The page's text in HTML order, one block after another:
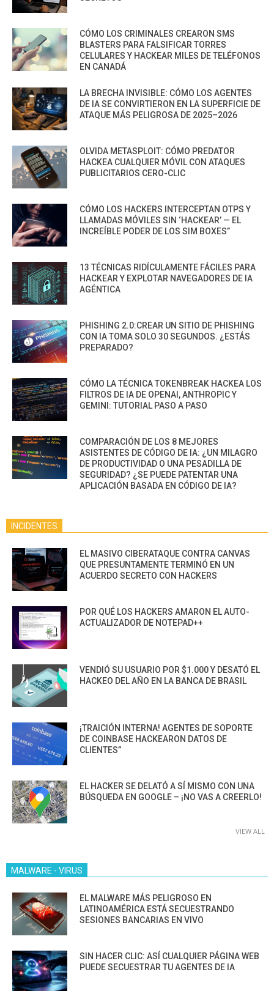
CÓMO LOS CRIMINALES CREARON SMS
BLASTERS PARA FALSIFICAR TORRES
CELULARES Y HACKEAR MILES DE TELÉFONOS
EN CANADÁ
LA BRECHA INVISIBLE: CÓMO LOS AGENTES
DE IA SE CONVIRTIERON EN LA SUPERFICIE DE
ATAQUE MÁS PELIGROSA DE 2025–2026
OLVIDA METASPLOIT: CÓMO PREDATOR
HACKEA CUALQUIER MÓVIL CON ATAQUES
PUBLICITARIOS CERO-CLIC
CÓMO LOS HACKERS INTERCEPTAN OTPS Y
LLAMADAS MÓVILES SIN ‘HACKEAR’ — EL
INCREÍBLE PODER DE LOS SIM BOXES”
13 TÉCNICAS RIDÍCULAMENTE FÁCILES PARA
HACKEAR Y EXPLOTAR NAVEGADORES DE IA
AGÉNTICA
PHISHING 2.0:CREAR UN SITIO DE PHISHING
CON IA TOMA SOLO 30 SEGUNDOS. ¿ESTÁS
PREPARADO?
CÓMO LA TÉCNICA TOKENBREAK HACKEA LOS
FILTROS DE IA DE OPENAI, ANTHROPIC Y
GEMINI: TUTORIAL PASO A PASO
COMPARACIÓN DE LOS 8 MEJORES
ASISTENTES DE CÓDIGO DE IA: ¿UN MILAGRO
DE PRODUCTIVIDAD O UNA PESADILLA DE
SEGURIDAD? ¿SE PUEDE PATENTAR UNA
APLICACIÓN BASADA EN CÓDIGO DE IA?
INCIDENTES
EL MASIVO CIBERATAQUE CONTRA CANVAS
QUE PRESUNTAMENTE TERMINÓ EN UN
ACUERDO SECRETO CON HACKERS
POR QUÉ LOS HACKERS AMARON EL AUTO-
ACTUALIZADOR DE NOTEPAD++
VENDIÓ SU USUARIO POR $1.000 Y DESATÓ EL
HACKEO DEL AÑO EN LA BANCA DE BRASIL
¡TRAICIÓN INTERNA! AGENTES DE SOPORTE
DE COINBASE HACKEARON DATOS DE
CLIENTES”
EL HACKER SE DELATÓ A SÍ MISMO CON UNA
BÚSQUEDA EN GOOGLE – ¡NO VAS A CREERLO!
VIEW ALL
MALWARE - VIRUS
EL MALWARE MÁS PELIGROSO EN
LATINOAMÉRICA ESTÁ SECUESTRANDO
SESIONES BANCARIAS EN VIVO
SIN HACER CLIC: ASÍ CUALQUIER PÁGINA WEB
PUEDE SECUESTRAR TU AGENTES DE IA